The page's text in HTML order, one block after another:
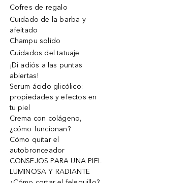
Cofres de regalo
Cuidado de la barba y
afeitado
Champu solido
Cuidados del tatuaje
¡Di adiós a las puntas
abiertas!
Serum ácido glicólico:
propiedades y efectos en
tu piel
Crema con colágeno,
¿cómo funcionan?
Cómo quitar el
autobronceador
CONSEJOS PARA UNA PIEL
LUMINOSA Y RADIANTE